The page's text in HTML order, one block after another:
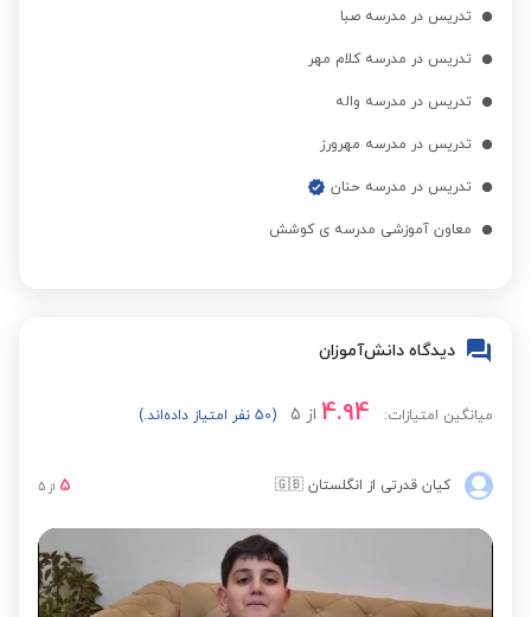
تدریس در مدرسه صبا
تدریس در مدرسه کلام مهر
تدریس در مدرسه واله
تدریس در مدرسه مهرورز
تدریس در مدرسه حنان
معاون آموزشی مدرسه ی کوشش
دیدگاه دانش‌آموزان
میانگین امتیازات: 4.94 از 5 (50 نفر امتیاز داده‌اند.)
کیان قدرتی از انگلستان 🇬🇧
5 از 5